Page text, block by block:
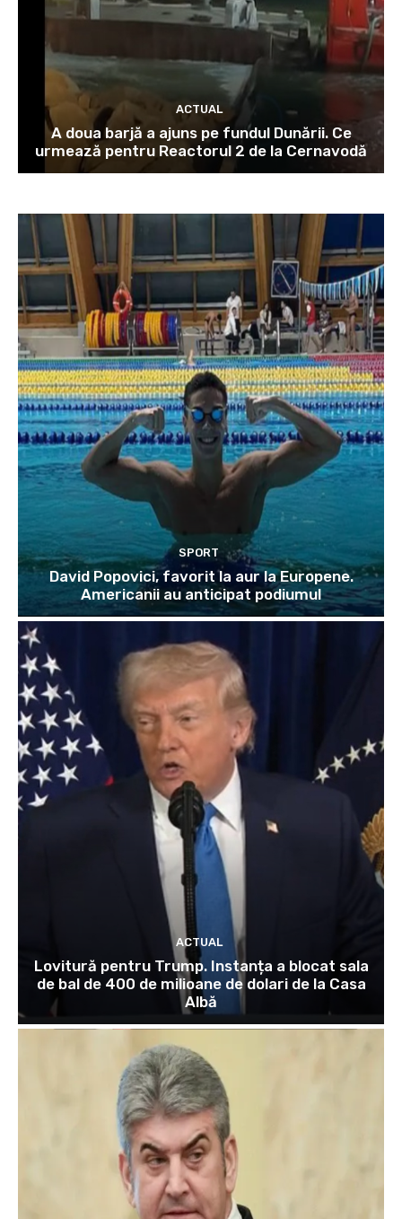
ACTUAL
A doua barjă a ajuns pe fundul Dunării. Ce
urmează pentru Reactorul 2 de la Cernavodă
SPORT
David Popovici, favorit la aur la Europene.
Americanii au anticipat podiumul
ACTUAL
Lovitură pentru Trump. Instanța a blocat sala
de bal de 400 de milioane de dolari de la Casa
Albă